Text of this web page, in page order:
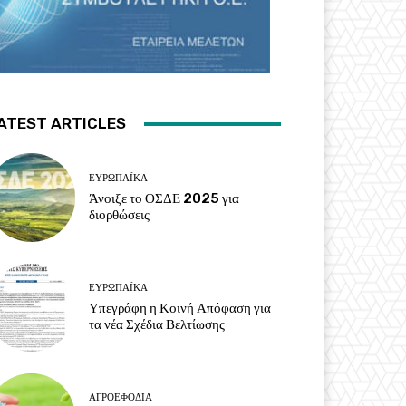
ARTICLES
ΕΥΡΩΠΑΪΚΆ
Άνοιξε το ΟΣΔΕ 2025 για
διορθώσεις
ΕΥΡΩΠΑΪΚΆ
Υπεγράφη η Κοινή Απόφαση για
τα νέα Σχέδια Βελτίωσης
ΑΓΡΟΕΦΌΔΙΑ